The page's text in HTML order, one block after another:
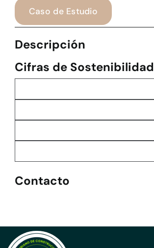
Caso de Estudio
Descripción
Cifras de Sostenibilidad
Contacto